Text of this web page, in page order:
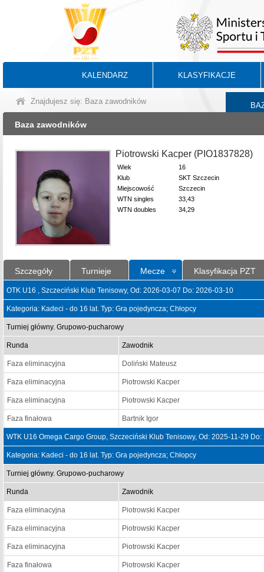
KALENDARZ KLASYFIKACJE
Znajdujesz się: Baza zawodników
Baza zawodników
Piotrowski Kacper (PIO1837828)
Wiek
16
Klub
SKT Szczecin
Miejscowość
Szczecin
WTN singles
33,43
WTN doubles
34,29
Szczegóły Turnieje Mecze Klasyfikacja PZT
OTK U16 , Szczeciński Klub Tenisowy, Od: 2026-03-07 Do: 2026-03-10
Kategoria: Kadeci - do 16 lat. Typ: Gra pojedyncza; Chłopcy
Turniej główny. Grupowo-pucharowy
Runda Zawodnik
Faza eliminacyjna Doliński Mateusz
Faza eliminacyjna Piotrowski Kacper
Faza eliminacyjna Piotrowski Kacper
Faza finałowa Bartnik Igor
WTK U16 Omega Cargo Group, Szczeciński Klub Tenisowy, Od: 2025-11-29
Kategoria: Kadeci - do 16 lat. Typ: Gra pojedyncza; Chłopcy
Turniej główny. Grupowo-pucharowy
Runda Zawodnik
Faza eliminacyjna Piotrowski Kacper
Faza eliminacyjna Piotrowski Kacper
Faza eliminacyjna Piotrowski Kacper
Faza finałowa Piotrowski Kacper